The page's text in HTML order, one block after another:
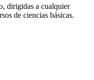
dirigidas a cualquier
de ciencias básicas.